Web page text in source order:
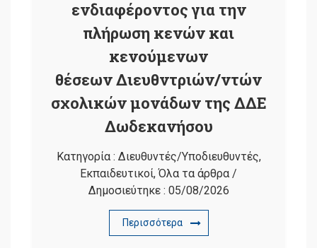
ενδιαφέροντος για την
πλήρωση κενών και
κενούμενων
θέσεων Διευθντριών/ντών
σχολικών μονάδων της ΔΔΕ
Δωδεκανήσου
Κατηγορία : Διευθυντές/Υποδιευθυντές,
Εκπαιδευτικοί,Όλα τα άρθρα /
Δημοσιεύτηκε : 05/08/2026
Περισσότερα